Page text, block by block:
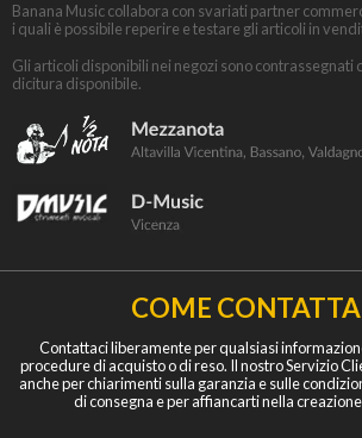
Banana Music collabora con svariati partner
i quali è possibile reperire e testare gli articoli in
Gli articoli disponibili nei negozi sono contrassegnati
dicitura disponibile.
COME
Contattaci liberamente per qualsiasi
procedure di acquisto o di reso. Il nostro Servizio
anche per chiarimenti sulla garanzia e sulle
di consegna e per affiancarti nella